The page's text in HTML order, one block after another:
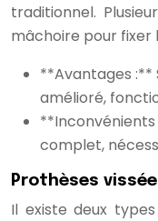
traditionnel.
mâchoire pour fixer
**Avantages
amélioré,
**Inconvénients
complet,
Prothèses
Il existe deux